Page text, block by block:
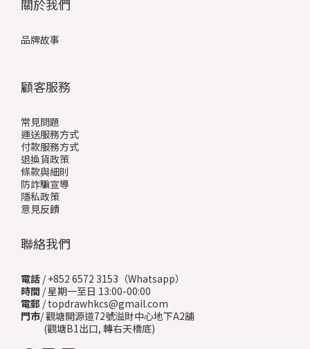
關於我們
品牌故事
顧客服務
常見問題
運送服務方式
付款服務方式
退換貨政策
條款與細則
防詐騙宣導
隱私政策
意見反饋
聯絡我們
電話 / +852 6572 3153（Whatsapp）
時間 / 星期一至日 13:00-00:00
電郵 / topdrawhkcs@gmail.com
門市/ 觀塘開源道72號溢財中心地下A2舖
(觀塘B1出口, 轉右天橋底)